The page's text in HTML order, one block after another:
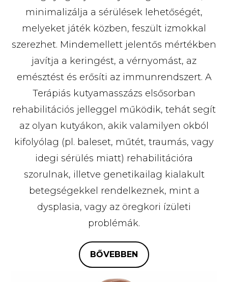
minimalizálja a sérülések lehetőségét,
melyeket játék közben, feszült izmokkal
szerezhet. Mindemellett jelentős mértékben
javítja a keringést, a vérnyomást, az
emésztést és erősíti az immunrendszert. A
Terápiás kutyamasszázs elsősorban
rehabilitációs jelleggel működik, tehát segít
az olyan kutyákon, akik valamilyen okból
kifolyólag (pl. baleset, műtét, traumás, vagy
idegi sérülés miatt) rehabilitációra
szorulnak, illetve genetikailag kialakult
betegségekkel rendelkeznek, mint a
dysplasia, vagy az öregkori ízületi
problémák.
BŐVEBBEN